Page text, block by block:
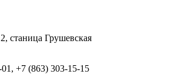
станица Грушевская
+7 (863) 303-15-15